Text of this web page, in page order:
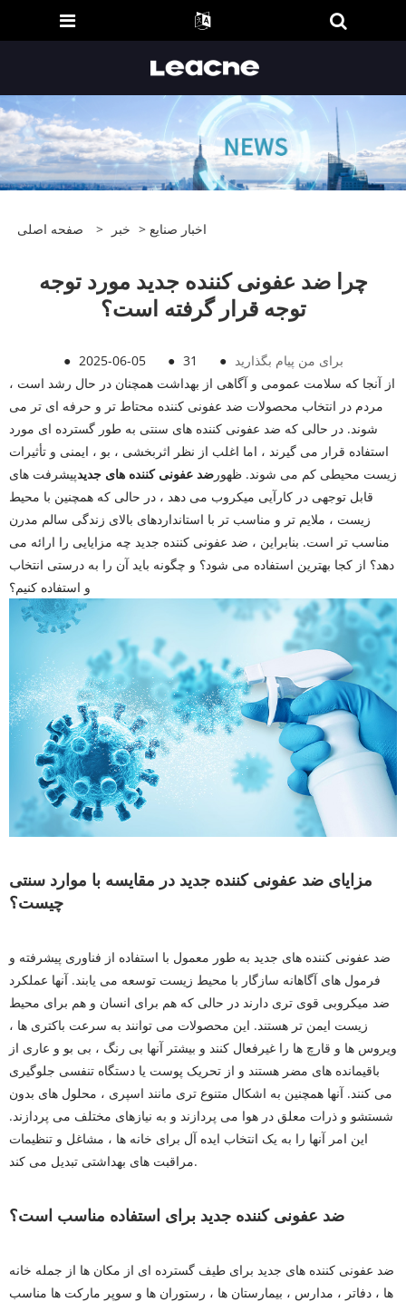
صفحه اصلی > خبر > اخبار صنایع
چرا ضد عفونی کننده جدید مورد توجه
توجه قرار گرفته است؟
● 2025-06-05 ● 31 ● برای من پیام بگذارید
از آنجا که سلامت عمومی و آگاهی از بهداشت همچنان در حال رشد است ،
مردم در انتخاب محصولات ضد عفونی کننده محتاط تر و حرفه ای تر می
شوند. در حالی که ضد عفونی کننده های سنتی به طور گسترده ای مورد
استفاده قرار می گیرند ، اما اغلب از نظر اثربخشی ، بو ، ایمنی و تأثیرات
زیست محیطی کم می شوند. ظهور ضد عفونی کننده های جدیدپیشرفت های
قابل توجهی در کارآیی میکروب می دهد ، در حالی که همچنین با محیط
زیست ، ملایم تر و مناسب تر با استانداردهای بالای زندگی سالم مدرن
مناسب تر است. بنابراین ، ضد عفونی کننده جدید چه مزایایی را ارائه می
دهد؟ از کجا بهترین استفاده می شود؟ و چگونه باید آن را به درستی انتخاب
و استفاده کنیم؟
مزایای ضد عفونی کننده جدید در مقایسه با موارد سنتی
چیست؟
ضد عفونی کننده های جدید به طور معمول با استفاده از فناوری پیشرفته و
فرمول های آگاهانه سازگار با محیط زیست توسعه می یابند. آنها عملکرد
ضد میکروبی قوی تری دارند در حالی که هم برای انسان و هم برای محیط
زیست ایمن تر هستند. این محصولات می توانند به سرعت باکتری ها ،
ویروس ها و قارچ ها را غیرفعال کنند و بیشتر آنها بی رنگ ، بی بو و عاری از
باقیمانده های مضر هستند و از تحریک پوست یا دستگاه تنفسی جلوگیری
می کنند. آنها همچنین به اشکال متنوع تری مانند اسپری ، محلول های بدون
شستشو و ذرات معلق در هوا می پردازند و به نیازهای مختلف می پردازند.
این امر آنها را به یک انتخاب ایده آل برای خانه ها ، مشاغل و تنظیمات
مراقبت های بهداشتی تبدیل می کند.
ضد عفونی کننده جدید برای استفاده مناسب است؟
ضد عفونی کننده های جدید برای طیف گسترده ای از مکان ها از جمله خانه
ها ، دفاتر ، مدارس ، بیمارستان ها ، رستوران ها و سوپر مارکت ها مناسب